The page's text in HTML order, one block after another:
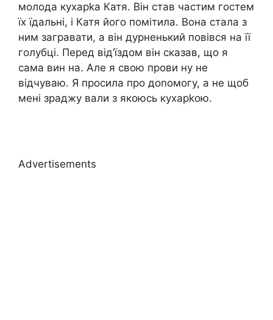
молода кухарkа Катя. Він став частим гостем
їх їдальні, і Катя його помітила. Вона стала з
ним загравати, а він дурненький повівся на її
голубці. Перед від’їздом він сказав, що я
сама вин на. Але я свою прови ну не
відчуваю. Я просила про доnомогу, а не щоб
мені зраджу вали з якоюсь кухарkою.
Advertisements